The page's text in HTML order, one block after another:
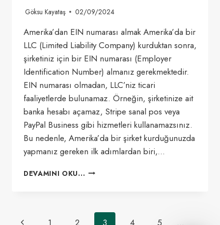
Göksu Kayataş 02/09/2024
Amerika’dan EIN numarası almak Amerika’da bir
LLC (Limited Liability Company) kurduktan sonra,
şirketiniz için bir EIN numarası (Employer
Identification Number) almanız gerekmektedir.
EIN numarası olmadan, LLC’niz ticari
faaliyetlerde bulunamaz. Örneğin, şirketinize ait
banka hesabı açamaz, Stripe sanal pos veya
PayPal Business gibi hizmetleri kullanamazsınız.
Bu nedenle, Amerika’da bir şirket kurduğunuzda
yapmanız gereken ilk adımlardan biri,…
DEVAMINI OKU... AMERIKA’DAN
2024
Page
Önceki 1 2 3 4 5 …